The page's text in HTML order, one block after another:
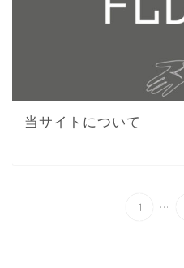
当サイトについて
1 ...